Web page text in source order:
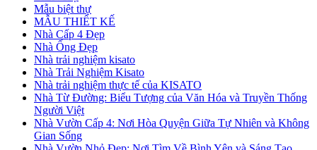
Mẫu biệt thự
MẪU THIẾT KẾ
Nhà Cấp 4 Đẹp
Nhà Ống Đẹp
Nhà trải nghiệm kisato
Nhà Trải Nghiệm Kisato
Nhà trải nghiệm thực tế của KISATO
Nhà Từ Đường: Biểu Tượng của Văn Hóa và Truyền Thống
Người Việt
Nhà Vườn Cấp 4: Nơi Hòa Quyện Giữa Tự Nhiên và Không
Gian Sống